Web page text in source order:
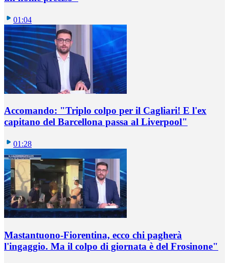
01:04
Accomando: "Triplo colpo per il Cagliari! E l'ex
capitano del Barcellona passa al Liverpool"
01:28
Mastantuono-Fiorentina, ecco chi pagherà
l'ingaggio. Ma il colpo di giornata è del Frosinone"